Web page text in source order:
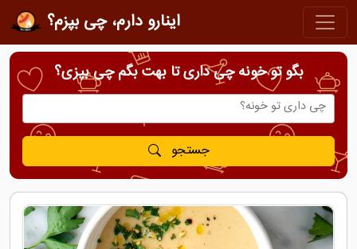
اینارو دارم، چی بپزم؟
بگو تو خونه چی داری تا بهت بگم چی بپزی؟
جستجو